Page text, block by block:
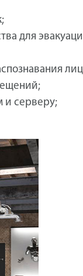
для
и серверу;